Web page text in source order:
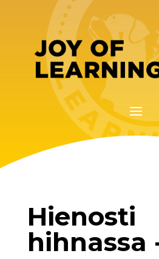
Hienosti
hihnassa